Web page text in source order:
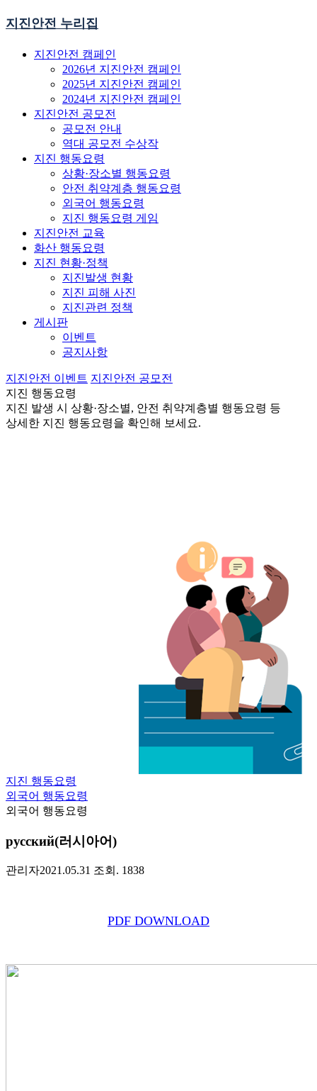
지진안전 누리집
지진안전 캠페인
2026년 지진안전 캠페인
2025년 지진안전 캠페인
2024년 지진안전 캠페인
지진안전 공모전
공모전 안내
역대 공모전 수상작
지진 행동요령
상황·장소별 행동요령
안전 취약계층 행동요령
외국어 행동요령
지진 행동요령 게임
지진안전 교육
화산 행동요령
지진 현황·정책
지진발생 현황
지진 피해 사진
지진관련 정책
게시판
이벤트
공지사항
지진안전 이벤트 지진안전 공모전
지진 행동요령
지진 발생 시 상황·장소별, 안전 취약계층별 행동요령 등
상세한 지진 행동요령을 확인해 보세요.
지진 행동요령
외국어 행동요령
외국어 행동요령
русский(러시아어)
관리자2021.05.31 조회. 1838
PDF DOWNLOAD